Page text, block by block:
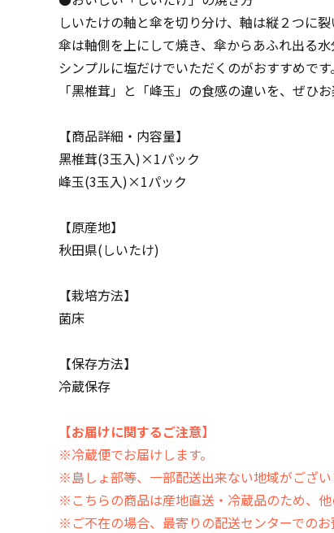
しいたけの軸と傘を切り分け、軸は縦２つに裂
傘は軸側を上にして焼き、傘からあふれ出る
シンプルに塩だけでいただくのがおすすめです。
「黑椎茸」と「峰玉」の食感の違いを、ぜひお
【商品詳細・内容量】
黑椎茸(3玉入)×1パック
峰玉(3玉入)×1パック
【原産地】
秋田県(しいたけ)
【栽培方法】
菌床
【保存方法】
冷蔵保存
【お届けに関するご注意】
※冷蔵便でお届けします。
※島しょ部等、一部配送出来ない地域がござい
※こちらの商品は産地直送・冷蔵品のため、
※ご不在の場合、最寄りの配送センターでのお